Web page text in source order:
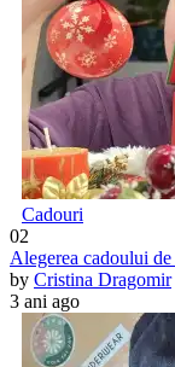
Cadouri
02
Alegerea cadoului
by Cristina Dragomir
3 ani ago